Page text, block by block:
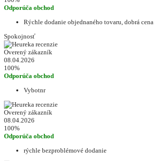
Odporúča obchod
Rýchle dodanie objednaného tovaru, dobrá cena
Spokojnosť
Overený zákazník
08.04.2026
100%
Odporúča obchod
Vybotnr
Overený zákazník
08.04.2026
100%
Odporúča obchod
rýchle bezproblémové dodanie